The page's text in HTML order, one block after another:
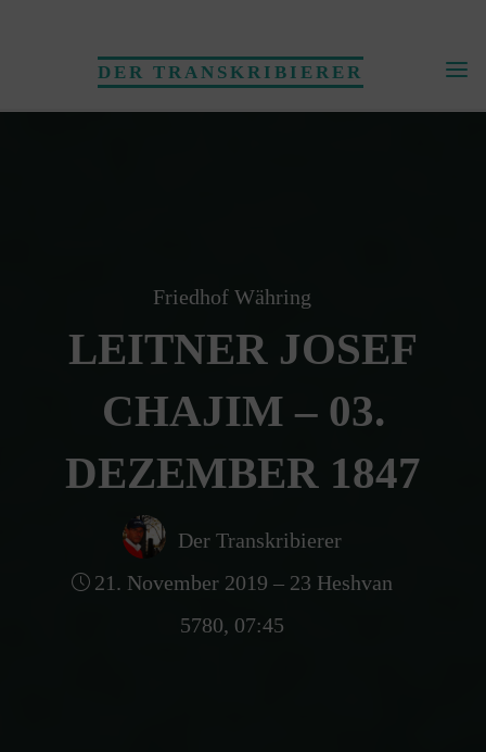
DER TRANSKRIBIERER
Friedhof Währing
LEITNER JOSEF
CHAJIM – 03.
DEZEMBER 1847
Der Transkribierer
21. November 2019 – 23 Heshvan
5780, 07:45